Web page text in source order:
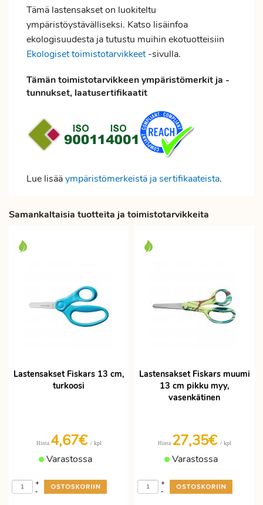
Tämä lastensakset on luokiteltu
ympäristöystävälliseksi. Katso lisäinfoa
ekologisuudesta ja tutustu muihin ekotuotteisiin
Ekologiset toimistotarvikkeet-sivulla.
Tämän toimistotarvikkeen ympäristömerkit ja -
tunnukset, laatusertifikaatit
Lue lisääympäristömerkeistä ja sertifikaateista.
Samankaltaisia tuotteita ja toimistotarvikkeita
Lastensakset Fiskars 13 cm,
turkoosi
Hinta 4,67€ / kpl
Varastossa
-
+
Lastensakset Fiskars muumi
13 cm pikku myy,
vasenkätinen
Hinta 27,35€ / kpl
Varastossa
-
+